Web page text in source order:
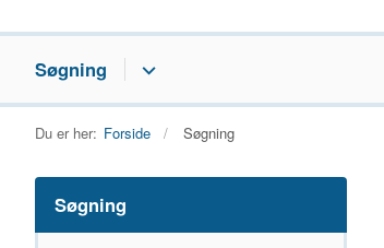
Søgning
Du er her: Forside Søgning
Søgning